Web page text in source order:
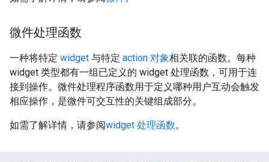
微件处理函数
一种将特定 widget 与特定 action 对象相关联的函数。每种
widget 类型都有一组已定义的 widget 处理函数，可用于连
接到操作。微件处理程序函数用于定义哪种用户互动会触发
相应操作，是微件可交互性的关键组成部分。
如需了解详情，请参阅widget 处理函数。